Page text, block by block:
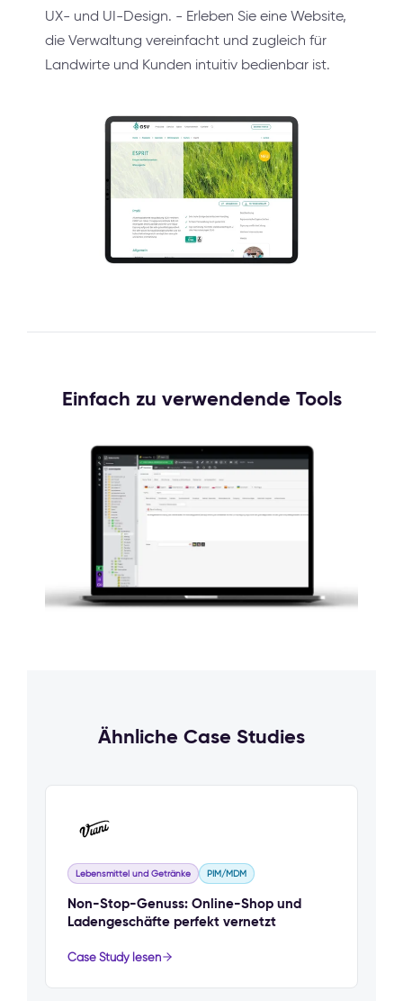
UX- und UI-Design. - Erleben Sie eine Website,
die Verwaltung vereinfacht und zugleich für
Landwirte und Kunden intuitiv bedienbar ist.
Einfach zu verwendende Tools
Ähnliche Case Studies
Lebensmittel und Getränke PIM/MDM
Non-Stop-Genuss: Online-Shop und
Ladengeschäfte perfekt vernetzt
Case Study lesen